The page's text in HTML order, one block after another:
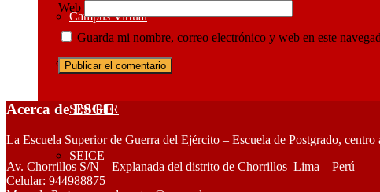
Campus Virtual
SGA
SISEPER
SEICE
Web
Guarda mi nombre, correo electrónico y web en este
Acerca de ESGE
La Escuela Superior de Guerra del Ejército – Escuela de Postgrado,
Av. Chorrillos S/N – Explanada del distrito de Chorrillos Lima – Perú
Celular: 944988875